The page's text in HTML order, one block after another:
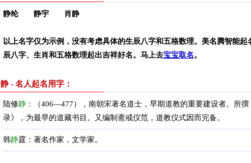
静纶 静宇 肖静
以上名字仅为示例，没有考虑具体的生辰八字和五格数理。美名腾智能起
辰八字、生肖和五格数理起出吉祥好名。马上去宝宝取名。
静 - 名人起名用字：
陆修静 ：（406—477），南朝宋著名道士，早期道教的重要建设者。所撰
录》，为最早的道藏书目。又编制斋戒仪范，道教仪式因而完备。
韩静霆：著名作家，文学家。